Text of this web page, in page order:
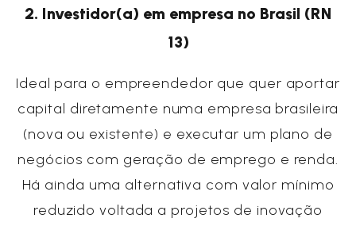
2. Investidor(a) em empresa no Brasil (RN
13)
Ideal para o empreendedor que quer aportar
capital diretamente numa empresa brasileira
(nova ou existente) e executar um plano de
negócios com geração de emprego e renda.
Há ainda uma alternativa com valor mínimo
reduzido voltada a projetos de inovação